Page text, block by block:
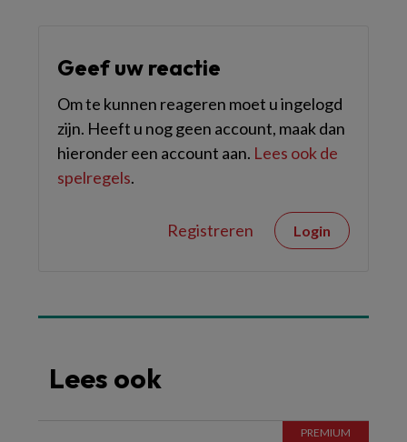
Geef uw reactie
Om te kunnen reageren moet u ingelogd
zijn. Heeft u nog geen account, maak dan
hieronder een account aan. Lees ook de
spelregels.
Registreren Login
Lees ook